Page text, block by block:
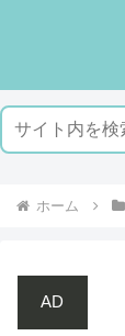
ホーム
AD